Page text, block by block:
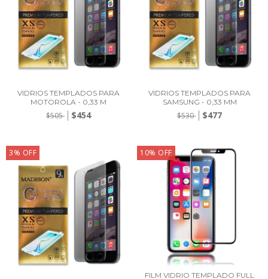
VIDRIOS TEMPLADOS PARA
MOTOROLA - 0,33 M
$505 $454
VIDRIOS TEMPLADOS PARA
SAMSUNG - 0,33 MM
$530 $477
3% OFF 10% OFF
FILM VIDRIO TEMPLADO FULL